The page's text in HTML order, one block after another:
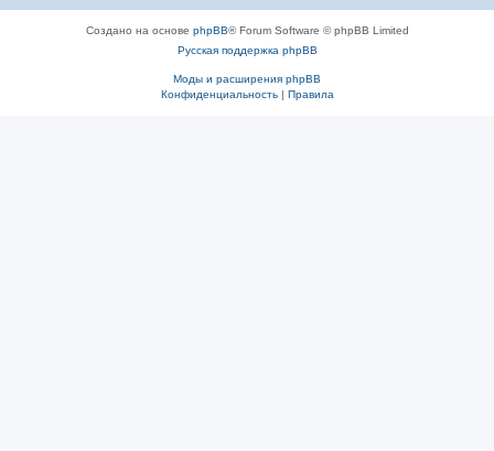
Создано на основе phpBB® Forum Software © phpBB Limited
Русская поддержка phpBB
Моды и расширения phpBB
Конфиденциальность| Правила